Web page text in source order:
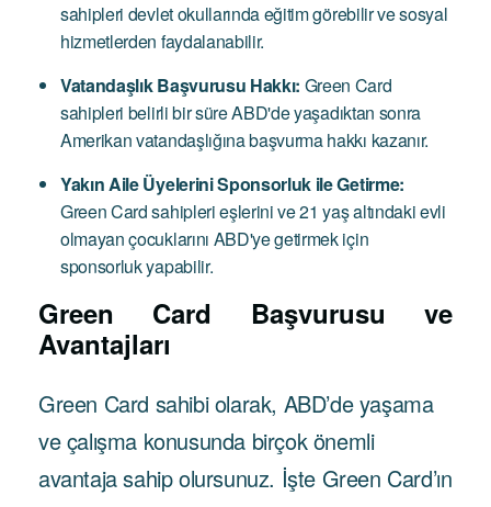
sahipleri devlet okullarında eğitim görebilir ve sosyal
hizmetlerden faydalanabilir.
Vatandaşlık Başvurusu Hakkı: Green Card
sahipleri belirli bir süre ABD'de yaşadıktan sonra
Amerikan vatandaşlığına başvurma hakkı kazanır.
Yakın Aile Üyelerini Sponsorluk ile Getirme:
Green Card sahipleri eşlerini ve 21 yaş altındaki evli
olmayan çocuklarını ABD'ye getirmek için
sponsorluk yapabilir.
Green Card Başvurusu ve
Avantajları
Green Card sahibi olarak, ABD’de yaşama
ve çalışma konusunda birçok önemli
avantaja sahip olursunuz. İşte Green Card’ın